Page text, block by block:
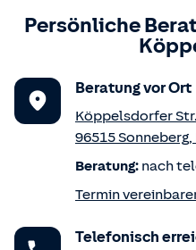
Persönliche
Beratung vor Ort
Köppelsdorfer
96515Sonneberg,
Beratung: nach
Termin
Telefonisch